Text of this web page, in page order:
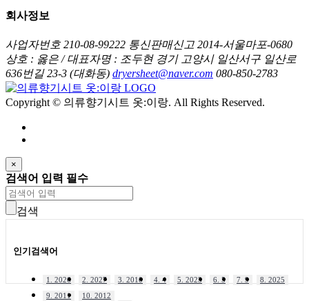
회사정보
사업자번호 210-08-99222 통신판매신고 2014-서울마포-0680
상호 : 옳은 / 대표자명 : 조두현 경기 고양시 일산서구 일산로
636번길 23-3 (대화동) dryersheet@naver.com 080-850-2783
Copyright © 의류향기시트 옷:이랑. All Rights Reserved.
×
검색어 입력 필수
검색
인기검색어
1. 2026 2. 2027 3. 2010 4. 4 5. 2023 6. 5 7. 9
8. 2025
9. 2011
10. 2012